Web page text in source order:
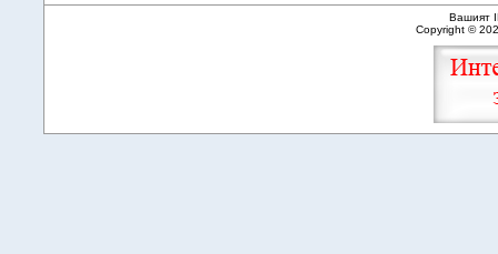
Вашият
Copyright ©